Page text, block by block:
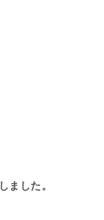
ました。